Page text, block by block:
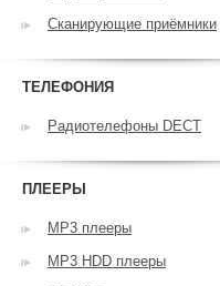
Сканирующие приёмники
ТЕЛЕФОНИЯ
Радиотелефоны DECT
ПЛЕЕРЫ
MP3 плееры
MP3 HDD плееры